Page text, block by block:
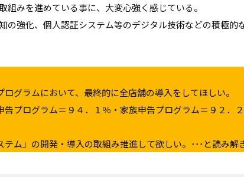
組みを進めている事に、大変心強く感じている。
の強化、個人認証システム等のデジタル技術などの積極的
グラムにおいて、最終的に全店舗の導入をしてほしい。
告プログラム＝９４．１％・家族申告プログラム＝９２．
ム」の開発・導入の取組み推進して欲しい。･･･と読み解